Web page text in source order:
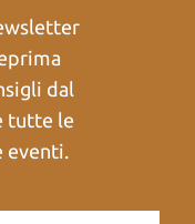
dal
tutte le
eventi.